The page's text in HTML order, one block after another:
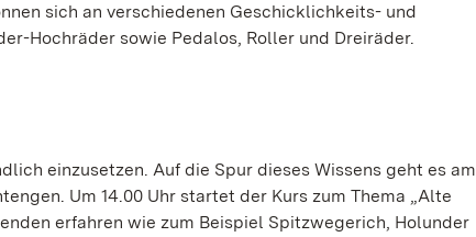
sich an verschiedenen Geschicklichkeits- und
Hochräder sowie Pedalos, Roller und Dreiräder.
einzusetzen. Auf die Spur dieses Wissens geht es am
Um 14.00 Uhr startet der Kurs zum Thema „Alte
erfahren wie zum Beispiel Spitzwegerich, Holunder